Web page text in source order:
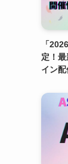
「
定！
イン